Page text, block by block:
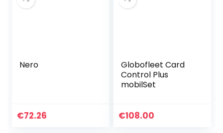
Nero
€72.26
Globofleet Card
Control Plus
mobilSet
€108.00